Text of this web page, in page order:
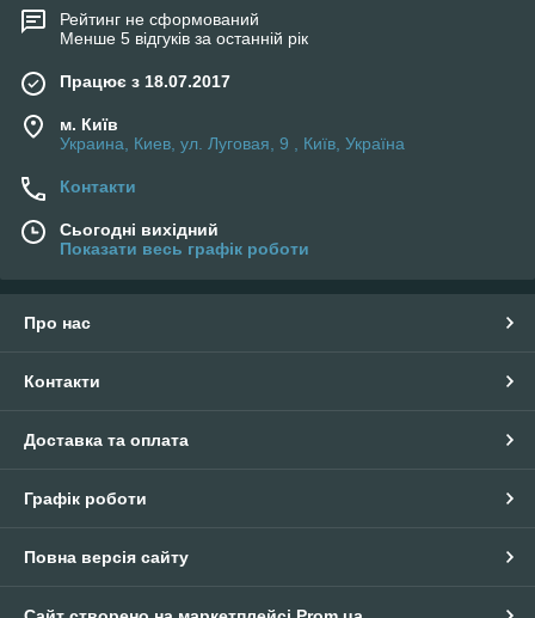
Рейтинг не сформований
Менше 5 відгуків за останній рік
Працює з 18.07.2017
м. Київ
Украина, Киев, ул. Луговая, 9 , Київ, Україна
Контакти
Сьогодні вихідний
Показати весь графік роботи
Про нас
Контакти
Доставка та оплата
Графік роботи
Повна версія сайту